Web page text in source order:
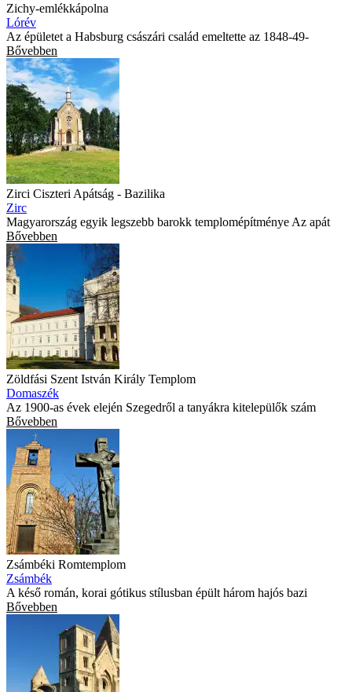
Zichy-emlékkápolna
Lórév
Az épületet a Habsburg császári család emeltette az 1848-49-
Bővebben
Zirci Ciszteri Apátság - Bazilika
Zirc
Magyarország egyik legszebb barokk templomépítménye Az apát
Bővebben
Zöldfási Szent István Király Templom
Domaszék
Az 1900-as évek elején Szegedről a tanyákra kitelepülők szám
Bővebben
Zsámbéki Romtemplom
Zsámbék
A késő román, korai gótikus stílusban épült három hajós bazi
Bővebben